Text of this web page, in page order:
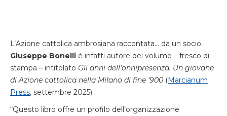
L’Azione cattolica ambrosiana raccontata… da un socio.
Giuseppe Bonelli è infatti autore del volume – fresco di
stampa – intitolato Gli anni dell’onnipresenza. Un giovane
di Azione cattolica nella Milano di fine ‘900 (Marcianum
Press, settembre 2025).
“Questo libro offre un profilo dell’organizzazione